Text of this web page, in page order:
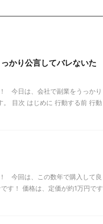
かり公言してバレないた
今日は、会社で副業をうっかり
。 目次 はじめに 行動する前 行動
今回は、この数年で購入して良
す！ 価格は、定価が約1万円です